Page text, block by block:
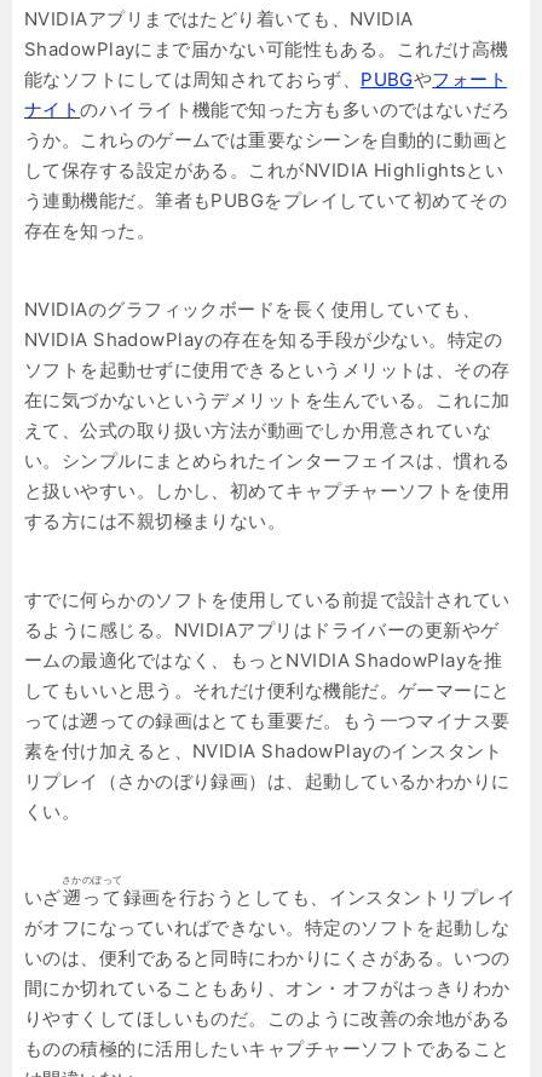
NVIDIAアプリまではたどり着いても、NVIDIA
ShadowPlayにまで届かない可能性もある。これだけ高機
能なソフトにしては周知されておらず、 PUBGやフォート
ナイトのハイライト機能で知った方も多いのではないだろ
うか。これらのゲームでは重要なシーンを自動的に動画と
して保存する設定がある。これがNVIDIA Highlightsとい
う連動機能だ。筆者もPUBGをプレイしていて初めてその
存在を知った。
NVIDIAのグラフィックボードを長く使用していても、
NVIDIA ShadowPlayの存在を知る手段が少ない。特定の
ソフトを起動せずに使用できるというメリットは、その存
在に気づかないというデメリットを生んでいる。これに加
えて、公式の取り扱い方法が動画でしか用意されていな
い。シンプルにまとめられたインターフェイスは、慣れる
と扱いやすい。しかし、初めてキャプチャーソフトを使用
する方には不親切極まりない。
すでに何らかのソフトを使用している前提で設計されてい
るように感じる。NVIDIAアプリはドライバーの更新やゲ
ームの最適化ではなく、もっとNVIDIA ShadowPlayを推
してもいいと思う。それだけ便利な機能だ。ゲーマーにと
っては遡っての録画はとても重要だ。もう一つマイナス要
素を付け加えると、NVIDIA ShadowPlayのインスタント
リプレイ（さかのぼり録画）は、起動しているかわかりに
くい。
いざ遡って
さかのぼって
録画を行おうとしても、インスタントリプレイ
がオフになっていればできない。特定のソフトを起動しな
いのは、便利であると同時にわかりにくさがある。いつの
間にか切れていることもあり、オン・オフがはっきりわか
りやすくしてほしいものだ。このように改善の余地がある
ものの積極的に活用したいキャプチャーソフトであること